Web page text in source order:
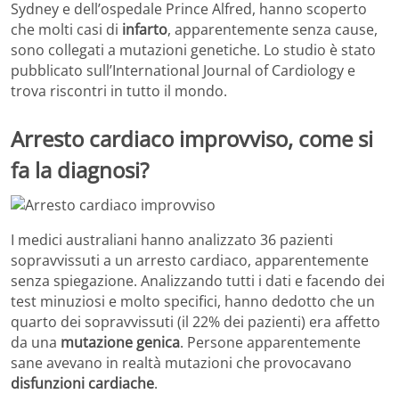
Sydney e dell’ospedale Prince Alfred, hanno scoperto
che molti casi di infarto, apparentemente senza cause,
sono collegati a mutazioni genetiche. Lo studio è stato
pubblicato sull’International Journal of Cardiology e
trova riscontri in tutto il mondo.
Arresto cardiaco improvviso, come si
fa la diagnosi?
I medici australiani hanno analizzato 36 pazienti
sopravvissuti a un arresto cardiaco, apparentemente
senza spiegazione. Analizzando tutti i dati e facendo dei
test minuziosi e molto specifici, hanno dedotto che un
quarto dei sopravvissuti (il 22% dei pazienti) era affetto
da una mutazione genica. Persone apparentemente
sane avevano in realtà mutazioni che provocavano
disfunzioni cardiache.